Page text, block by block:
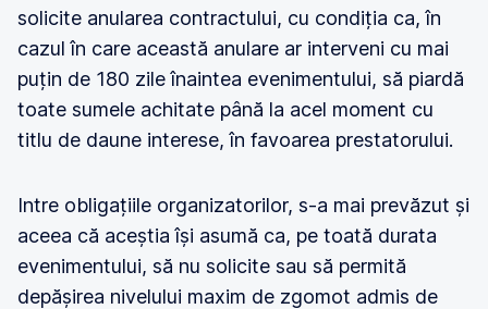
solicite anularea contractului, cu condiția ca, în
cazul în care această anulare ar interveni cu mai
puțin de 180 zile înaintea evenimentului, să piardă
toate sumele achitate până la acel moment cu
titlu de daune interese, în favoarea prestatorului.
Intre obligațiile organizatorilor, s-a mai prevăzut și
aceea că aceștia își asumă ca, pe toată durata
evenimentului, să nu solicite sau să permită
depășirea nivelului maxim de zgomot admis de